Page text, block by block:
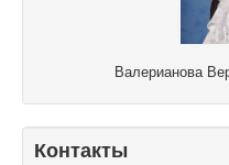
Валерианова
Контакты